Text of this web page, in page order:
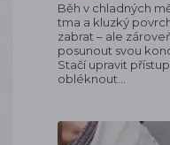
Běh v chladných
tma a kluzký
zabrat – ale
posunout svou
Stačí upravit
obléknout…